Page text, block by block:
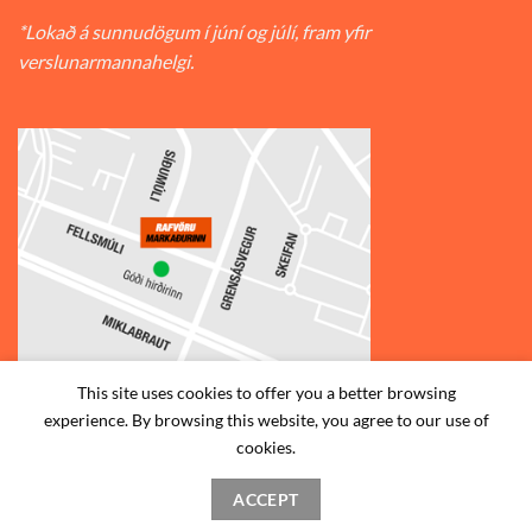
*Lokað á sunnudögum í júní og júlí, fram yfir
verslunarmannahelgi.
© 2026Rafvörumarkaðurinn v/Fellsmúla | Síðumúla 34, 108
Reykjavík | S: 585-2888 |
HAFA SAMBAND
This site uses cookies to offer you a better browsing
experience. By browsing this website, you agree to our use of
cookies.
ACCEPT